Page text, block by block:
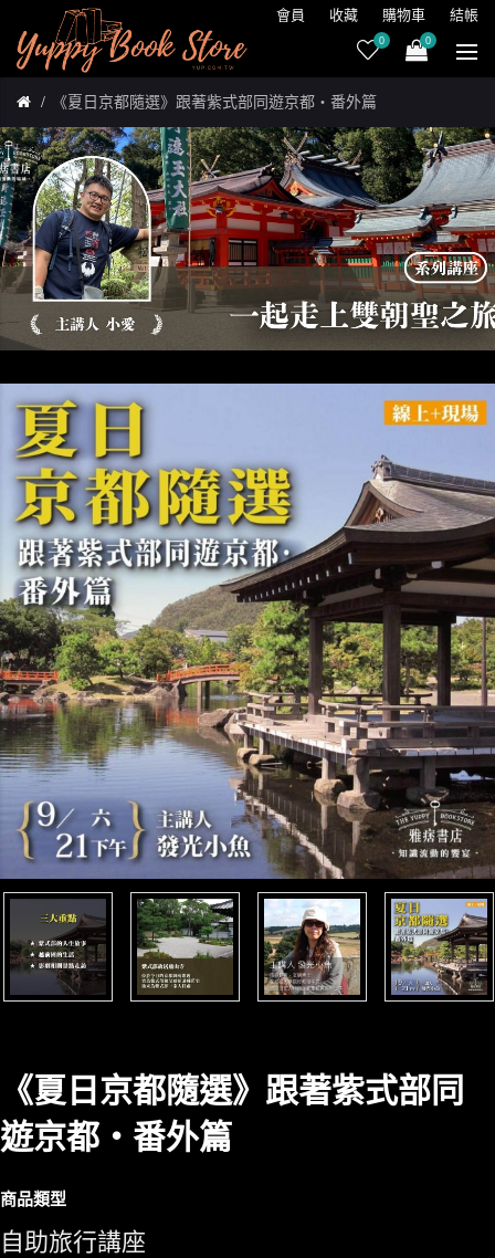
會員 收藏 購物車 結帳
0 0
《夏日京都隨選》跟著紫式部同遊京都‧番外篇
《夏日京都隨選》跟著紫式部同
遊京都‧番外篇
商品類型
自助旅行講座